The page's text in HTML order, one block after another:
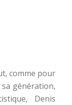
comme pour
génération,
Denis